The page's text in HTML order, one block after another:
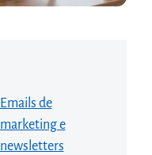
Emails de
marketing e
newsletters